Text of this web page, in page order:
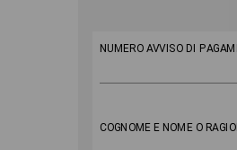
NUMERO AVVISO DI
COGNOME E NOME O
Importo